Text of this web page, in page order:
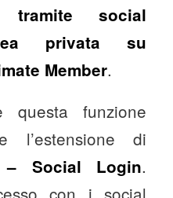
tramite social
privata su
Member.
questa funzione
l’estensione di
– Social Login.
con i social